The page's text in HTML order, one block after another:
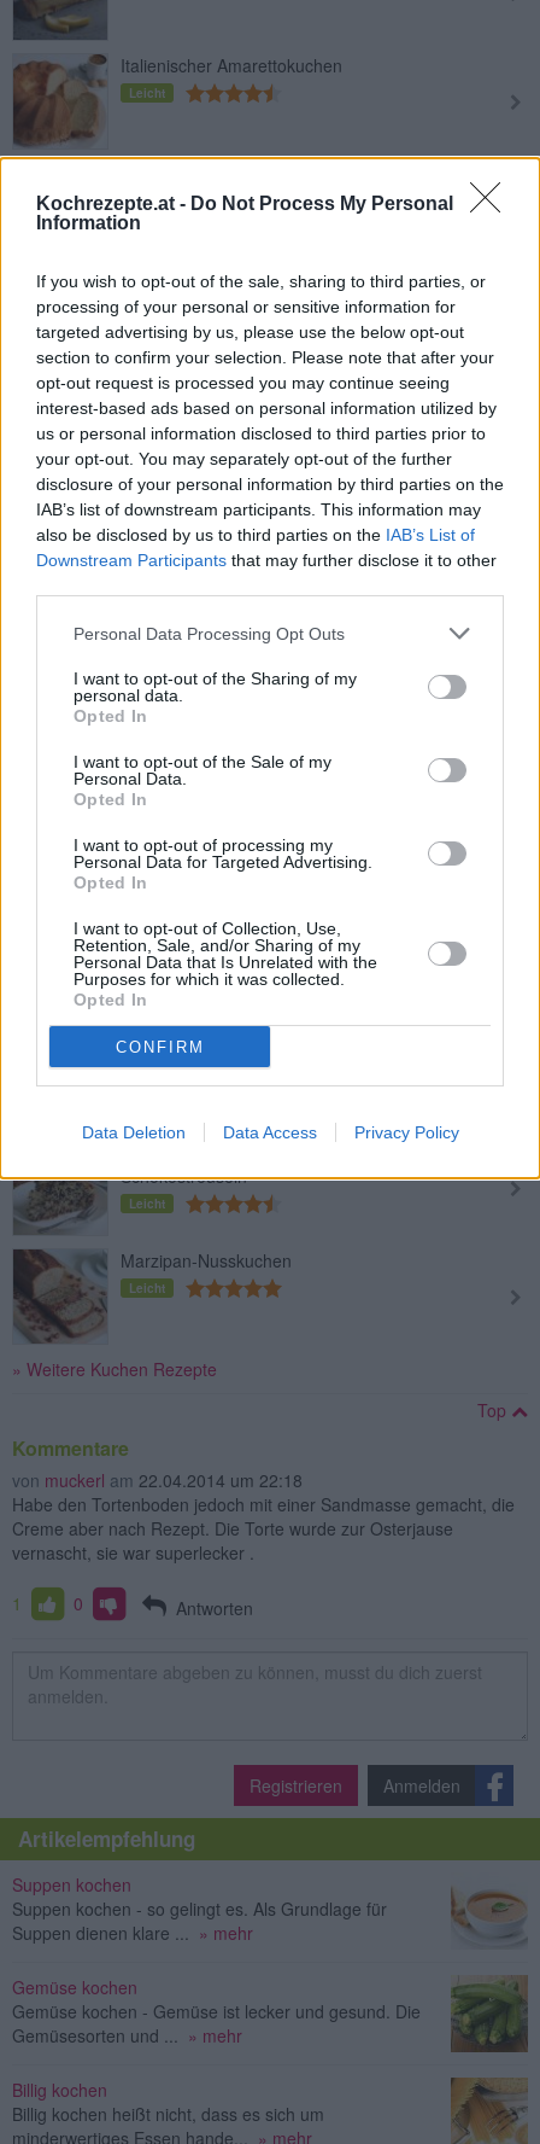
Kochrezepte.at - Do Not Process My Personal
Information
If you wish to opt-out of the sale, sharing to third parties, or
processing of your personal or sensitive information for
targeted advertising by us, please use the below opt-out
section to confirm your selection. Please note that after your
opt-out request is processed you may continue seeing
interest-based ads based on personal information utilized by
us or personal information disclosed to third parties prior to
your opt-out. You may separately opt-out of the further
disclosure of your personal information by third parties on the
IAB’s list of downstream participants. This information may
also be disclosed by us to third parties on the IAB’s List of
Downstream Participants that may further disclose it to other
Personal Data Processing Opt Outs
I want to opt-out of the Sharing of my
personal data.
Opted In
I want to opt-out of the Sale of my
Personal Data.
Opted In
I want to opt-out of processing my
Personal Data for Targeted Advertising.
Opted In
I want to opt-out of Collection, Use,
Retention, Sale, and/or Sharing of my
Personal Data that Is Unrelated with the
Purposes for which it was collected.
Opted In
CONFIRM
Data Deletion Data Access Privacy Policy
Italienischer Amarettokuchen
Leicht
Leicht
Flaumiger Zitronenkuchen
Leicht
Milchmädchenkuchen ohne Backen
Leicht
Milchkuchen mit Karamellsauce
Leicht
Leicht
Einfacher Rührkuchen
Leicht
Joghurt-Mohn-Blechkuchen
Leicht
Mandarinen-Grieß-Kastenkuchen
Leicht
Schokostreuseln
Leicht
Marzipan-Nusskuchen
Leicht
» Weitere Kuchen Rezepte
Top
Kommentare
von muckerl am 22.04.2014 um 22:18
Habe den Tortenboden jedoch mit einer Sandmasse gemacht, die
Creme aber nach Rezept. Die Torte wurde zur Osterjause
vernascht, sie war superlecker .
1 0 Antworten
Registrieren Anmelden
Artikelempfehlung
Suppen kochen
Suppen kochen - so gelingt es. Als Grundlage für
Suppen dienen klare ... » mehr
Gemüse kochen
Gemüse kochen - Gemüse ist lecker und gesund. Die
Gemüsesorten und ... » mehr
Billig kochen
Billig kochen heißt nicht, dass es sich um
minderwertiges Essen hande...
» mehr